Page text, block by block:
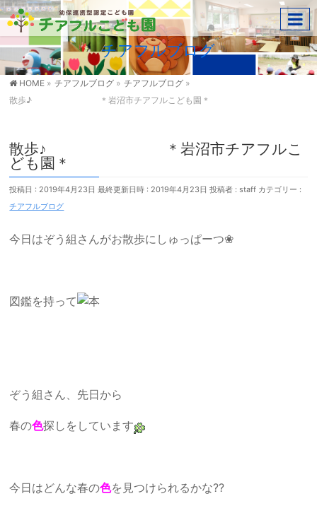
チアフルブログ
HOME » チアフルブログ » チアフルブログ »
散歩♪ ＊岩沼市チアフルこども園＊
散歩♪ ＊岩沼市チアフルこ
ども園＊
投稿日 : 2019年4月23日 最終更新日時 : 2019年4月23日 投稿者 :staff カテゴリー :
チアフルブログ
今日はぞう組さんがお散歩にしゅっぱーつ❀
図鑑を持って
ぞう組さん、先日から
春の色探しをしています
今日はどんな春の色を見つけられるかな??